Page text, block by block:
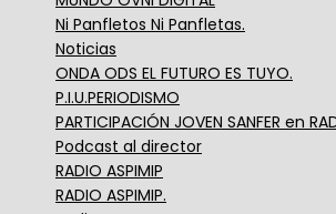
Ni Panfletos Ni Panfletas.
Noticias
ONDA ODS EL FUTURO ES TUYO.
P.I.U.PERIODISMO
PARTICIPACIÓN JOVEN SANFER en
Podcast al director
RADIO ASPIMIP
RADIO ASPIMIP.